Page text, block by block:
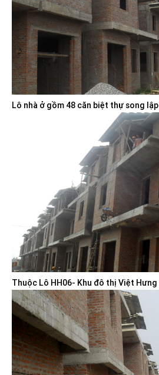
Lô nhà ở gồm 48 căn biệt thự song lập
Thuộc Lô HH06- Khu đô thị Việt Hưng